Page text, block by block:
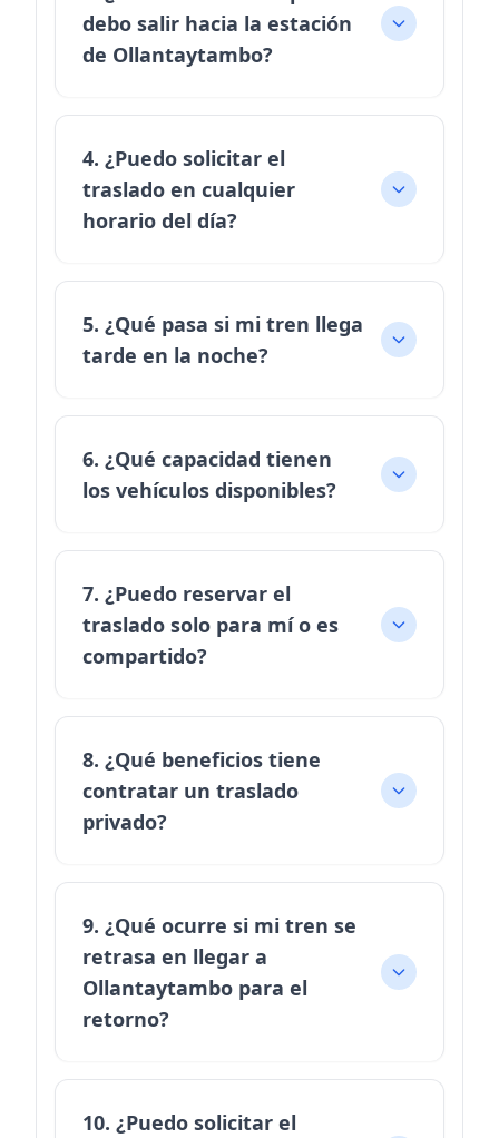
debo salir hacia la estación
de Ollantaytambo?
4. ¿Puedo solicitar el
traslado en cualquier
horario del día?
5. ¿Qué pasa si mi tren llega
tarde en la noche?
6. ¿Qué capacidad tienen
los vehículos disponibles?
7. ¿Puedo reservar el
traslado solo para mí o es
compartido?
8. ¿Qué beneficios tiene
contratar un traslado
privado?
9. ¿Qué ocurre si mi tren se
retrasa en llegar a
Ollantaytambo para el
retorno?
10. ¿Puedo solicitar el